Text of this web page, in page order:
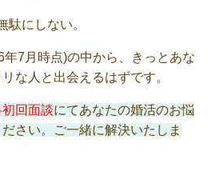
駄にしない。
年7月時点)の中から、きっとあな
な人と出会えるはずです。
回面談にてあなたの婚活のお悩
さい。ご一緒に解決いたしま